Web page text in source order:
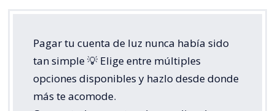
Pagar tu cuenta de luz nunca había sido
tan simple 💡 Elige entre múltiples
opciones disponibles y hazlo desde donde
más te acomode.